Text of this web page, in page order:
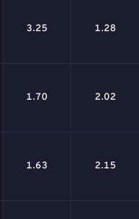
3.25 1.28
1.70 2.02
1.63 2.15